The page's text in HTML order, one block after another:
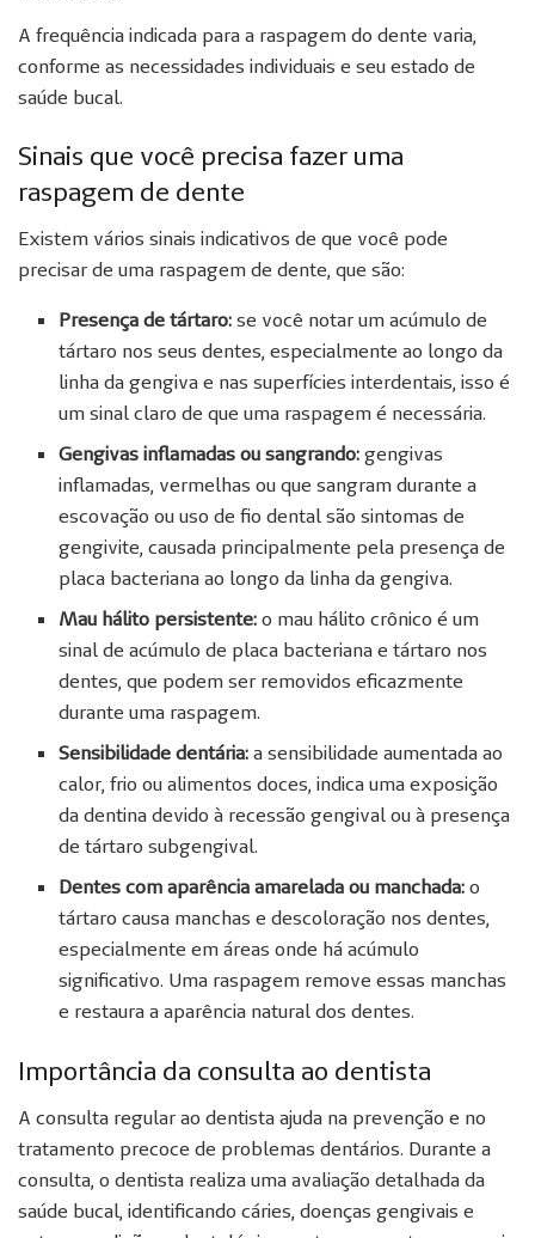
A frequência indicada para a raspagem do dente varia,
conforme as necessidades individuais e seu estado de
saúde bucal.
Sinais que você precisa fazer uma
raspagem de dente
Existem vários sinais indicativos de que você pode
precisar de uma raspagem de dente, que são:
Presença de tártaro: se você notar um acúmulo de
tártaro nos seus dentes, especialmente ao longo da
linha da gengiva e nas superfícies interdentais, isso é
um sinal claro de que uma raspagem é necessária.
Gengivas inflamadas ou sangrando: gengivas
inflamadas, vermelhas ou que sangram durante a
escovação ou uso de fio dental são sintomas de
gengivite, causada principalmente pela presença de
placa bacteriana ao longo da linha da gengiva.
Mau hálito persistente: o mau hálito crônico é um
sinal de acúmulo de placa bacteriana e tártaro nos
dentes, que podem ser removidos eficazmente
durante uma raspagem.
Sensibilidade dentária: a sensibilidade aumentada ao
calor, frio ou alimentos doces, indica uma exposição
da dentina devido à recessão gengival ou à presença
de tártaro subgengival.
Dentes com aparência amarelada ou manchada: o
tártaro causa manchas e descoloração nos dentes,
especialmente em áreas onde há acúmulo
significativo. Uma raspagem remove essas manchas
e restaura a aparência natural dos dentes.
Importância da consulta ao dentista
A consulta regular ao dentista ajuda na prevenção e no
tratamento precoce de problemas dentários. Durante a
consulta, o dentista realiza uma avaliação detalhada da
saúde bucal, identificando cáries, doenças gengivais e